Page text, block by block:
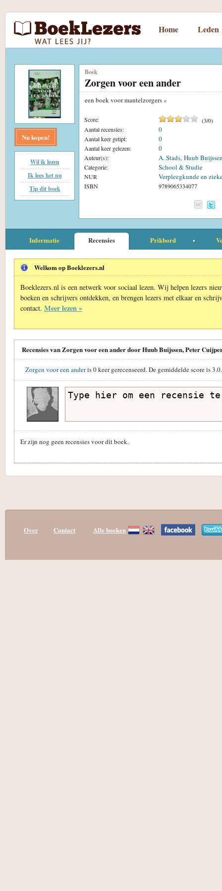
Home Leden
Nu kopen!
Wil ik lezen
Ik lees het nu
Tip dit boek
Boek
Zorgen voor een ander
een boek voor mantelzorgers «
Score: (3/0)
Aantal recensies:
0
Aantal keer getipt: 0
Aantal keer gelezen: 0
Auteur(s): A. Stads, Huub
Categorie: School & Studie
NUR Verpleegkunde en
ISBN 9789065334077
Informatie Recensies Prikbord
Welkom op Boeklezers.nl
Boeklezers.nl is een netwerk voor sociaal lezen. Wij helpen lezers
boeken en schrijvers ontdekken, en brengen lezers met elkaar en
contact. Meer lezen »
Recensies van Zorgen voor een ander door Huub Buijssen, Peter
Zorgen voor een anderis0keer gerecenseerd. De gemiddelde score is3.0
Er zijn nog geen recensies voor dit boek.
Over Contact Alle boeken